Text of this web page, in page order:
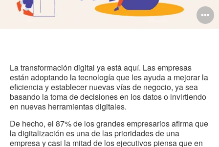
La transformación digital ya está aquí. Las empresas
están adoptando la tecnología que les ayuda a mejorar la
eficiencia y establecer nuevas vías de negocio, ya sea
basando la toma de decisiones en los datos o invirtiendo
en nuevas herramientas digitales.
De hecho, el 87% de los grandes empresarios afirma que
la digitalización es una de las prioridades de una
empresa y casi la mitad de los ejecutivos piensa que en